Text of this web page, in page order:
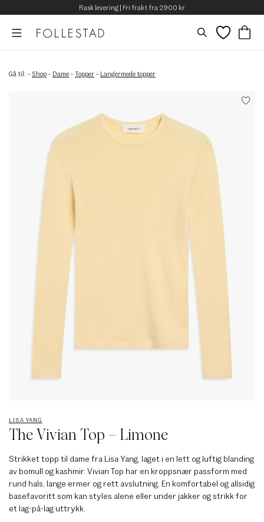
Rask levering | Fri frakt fra 2900 kr
Gå til: – Shop – Dame –Topper – Langermede topper
LISA YANG
The Vivian Top – Limone
Strikket topp til dame fra Lisa Yang, laget i en lett og luftig blanding
av bomull og kashmir. Vivian Top har en kroppsnær passform med
rund hals, lange ermer og rett avslutning. En komfortabel og allsidig
basefavoritt som kan styles alene eller under jakker og strikk for
et lag-på-lag uttrykk.